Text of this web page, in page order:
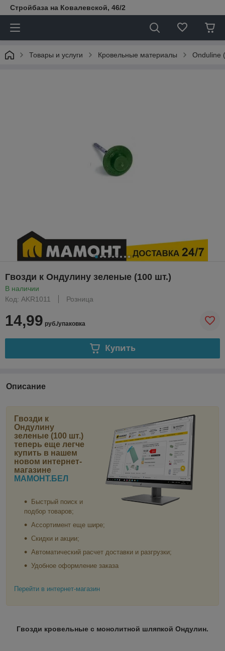
Стройбаза на Ковалевской, 46/2
Товары и услуги Кровельные материалы Onduline
Гвозди к Ондулину зеленые (100 шт.)
В наличии
Код: AKR1011
Розница
14,99 руб./упаковка
Купить
Описание
Гвозди к
Ондулину
зеленые (100 шт.)
теперь еще легче
купить в нашем
новом интернет-
магазине
МАМОНТ.БЕЛ
Быстрый поиск и
подбор товаров;
Ассортимент еще шире;
Скидки и акции;
Автоматический расчет доставки и разгрузки;
Удобное оформление заказа
Перейти в интернет-магазин
Гвозди кровельные с монолитной шляпкой Ондулин.